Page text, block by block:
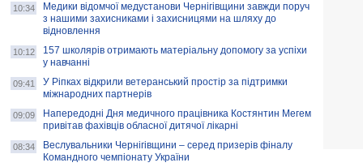
10:34
Медики відомчої медустанови Чернігівщини завжди поруч
з нашими захисниками і захисницями на шляху до
відновлення
10:12
157 школярів отримають матеріальну допомогу за успіхи
у навчанні
09:41
У Ріпках відкрили ветеранський простір за підтримки
міжнародних партнерів
09:09
Напередодні Дня медичного працівника Костянтин Мегем
привітав фахівців обласної дитячої лікарні
08:34
Веслувальники Чернігівщини – серед призерів фіналу
Командного чемпіонату України